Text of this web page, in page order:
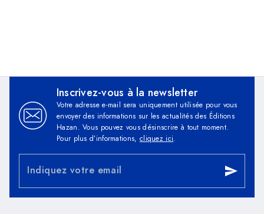
Inscrivez-vous à la newsletter
Votre adresse e-mail sera uniquement utilisée pour vous
envoyer des informations sur les actualités des Éditions
Hazan. Vous pouvez vous désinscrire à tout moment.
Pour plus d’informations, cliquez ici.
Indiquez votre email send